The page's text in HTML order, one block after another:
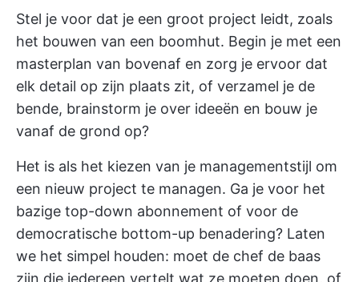
Stel je voor dat je een groot project leidt, zoals
het bouwen van een boomhut. Begin je met een
masterplan van bovenaf en zorg je ervoor dat
elk detail op zijn plaats zit, of verzamel je de
bende, brainstorm je over ideeën en bouw je
vanaf de grond op?
Het is als het kiezen van je managementstijl om
een nieuw project te managen. Ga je voor het
bazige top-down abonnement of voor de
democratische bottom-up benadering? Laten
we het simpel houden: moet de chef de baas
zijn die iedereen vertelt wat ze moeten doen, of